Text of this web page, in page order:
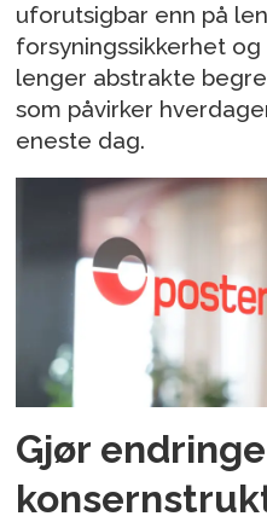
uforutsigbar enn på
forsyningssikkerhet
lenger abstrakte
som påvirker
eneste dag.
Gjør